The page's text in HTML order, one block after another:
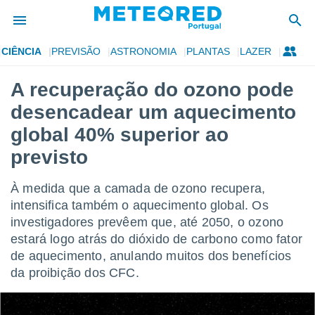
da
foi
para
as
fornecidas
a este
das
e
forma
digital
CIÊNCIA PREVISÃO ASTRONOMIA PLANTAS LAZER
A recuperação do ozono pode
desencadear um aquecimento
global 40% superior ao
previsto
À medida que a camada de ozono recupera,
intensifica também o aquecimento global. Os
investigadores prevêem que, até 2050, o ozono
estará logo atrás do dióxido de carbono como fator
de aquecimento, anulando muitos dos benefícios
da proibição dos CFC.